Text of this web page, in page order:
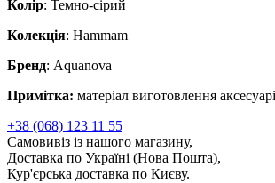
Колір: Темно-сірий
Колекція: Hammam
Бренд: Aquanova
Примітка: матеріал виготовлення
+38 (068) 123 11 55
Самовивіз із нашого магазину,
Доставка по Україні (Нова Пошта),
Кур'єрська доставка по Києву.